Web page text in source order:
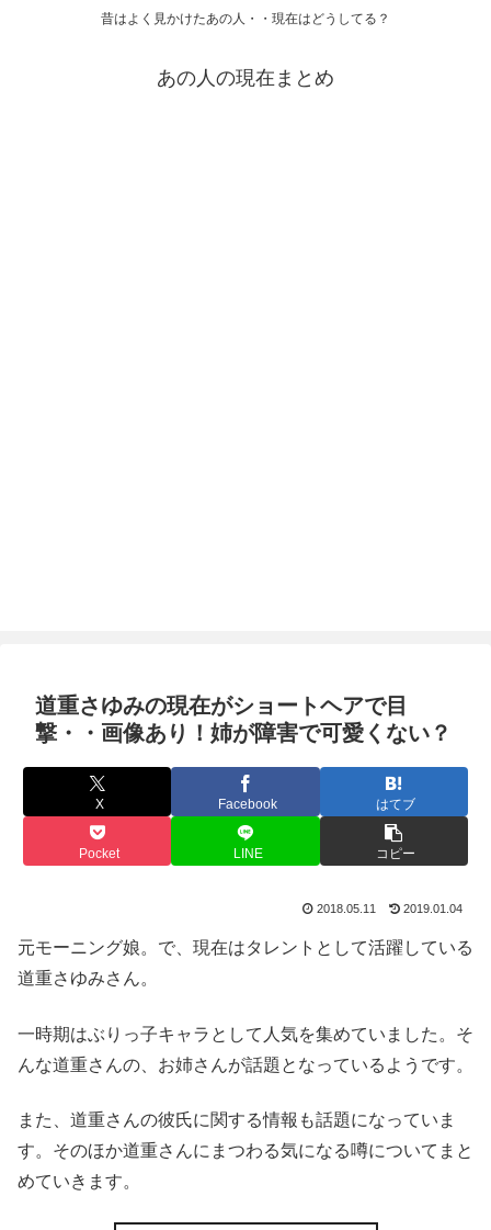
昔はよく見かけたあの人・・現在はどうしてる？
あの人の現在まとめ
道重さゆみの現在がショートヘアで目
撃・・画像あり！姉が障害で可愛くない？
X Facebook はてブ
Pocket LINE コピー
2018.05.11 2019.01.04
元モーニング娘。で、現在はタレントとして活躍している
道重さゆみさん。
一時期はぶりっ子キャラとして人気を集めていました。そ
んな道重さんの、お姉さんが話題となっているようです。
また、道重さんの彼氏に関する情報も話題になっていま
す。そのほか道重さんにまつわる気になる噂についてまと
めていきます。